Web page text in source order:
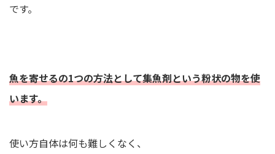
です。
魚を寄せるの1つの方法として集魚剤という粉状の物を使
います。
使い方自体は何も難しくなく、